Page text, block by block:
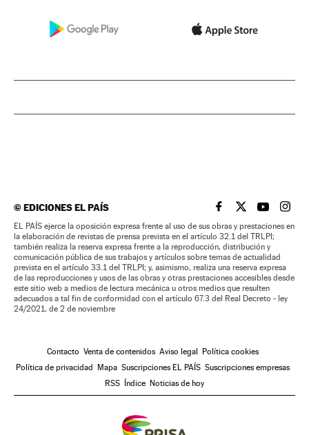
©EDICIONES EL PAÍS EL PAÍS BRASIL EN
EL PAÍSEL PAÍS
EL
EL PAÍS ejerce la oposición expresa frente al uso de sus obras y prestaciones en
la elaboración de revistas de prensa prevista en el artículo 32.1 del TRLPI;
también realiza la reserva expresa frente a la reproducción, distribución y
comunicación pública de sus trabajos y artículos sobre temas de actualidad
prevista en el artículo 33.1 del TRLPI; y, asimismo, realiza una reserva expresa
de las reproducciones y usos de las obras y otras prestaciones accesibles desde
este sitio web a medios de lectura mecánica u otros medios que resulten
adecuados a tal fin de conformidad con el artículo 67.3 del Real Decreto - ley
24/2021, de 2 de noviembre
Contacto Venta de contenidos Aviso legal Política cookies
Política de privacidad Mapa Suscripciones EL PAÍS Suscripciones empresas
RSS Índice Noticias de hoy